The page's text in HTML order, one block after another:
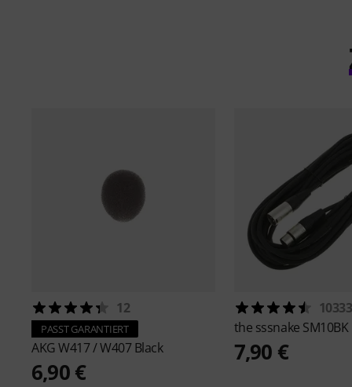
12
PASST GARANTIERT
AKGW417 / W407 Black
6,90 €
10333
the sssnake SM10BK
7,90 €